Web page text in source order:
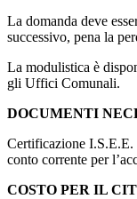
La domanda deve
successivo, pena la
La modulistica è
gli Uffici Comunali.
DOCUMENTI
Certificazione
conto corrente per
COSTO PER IL